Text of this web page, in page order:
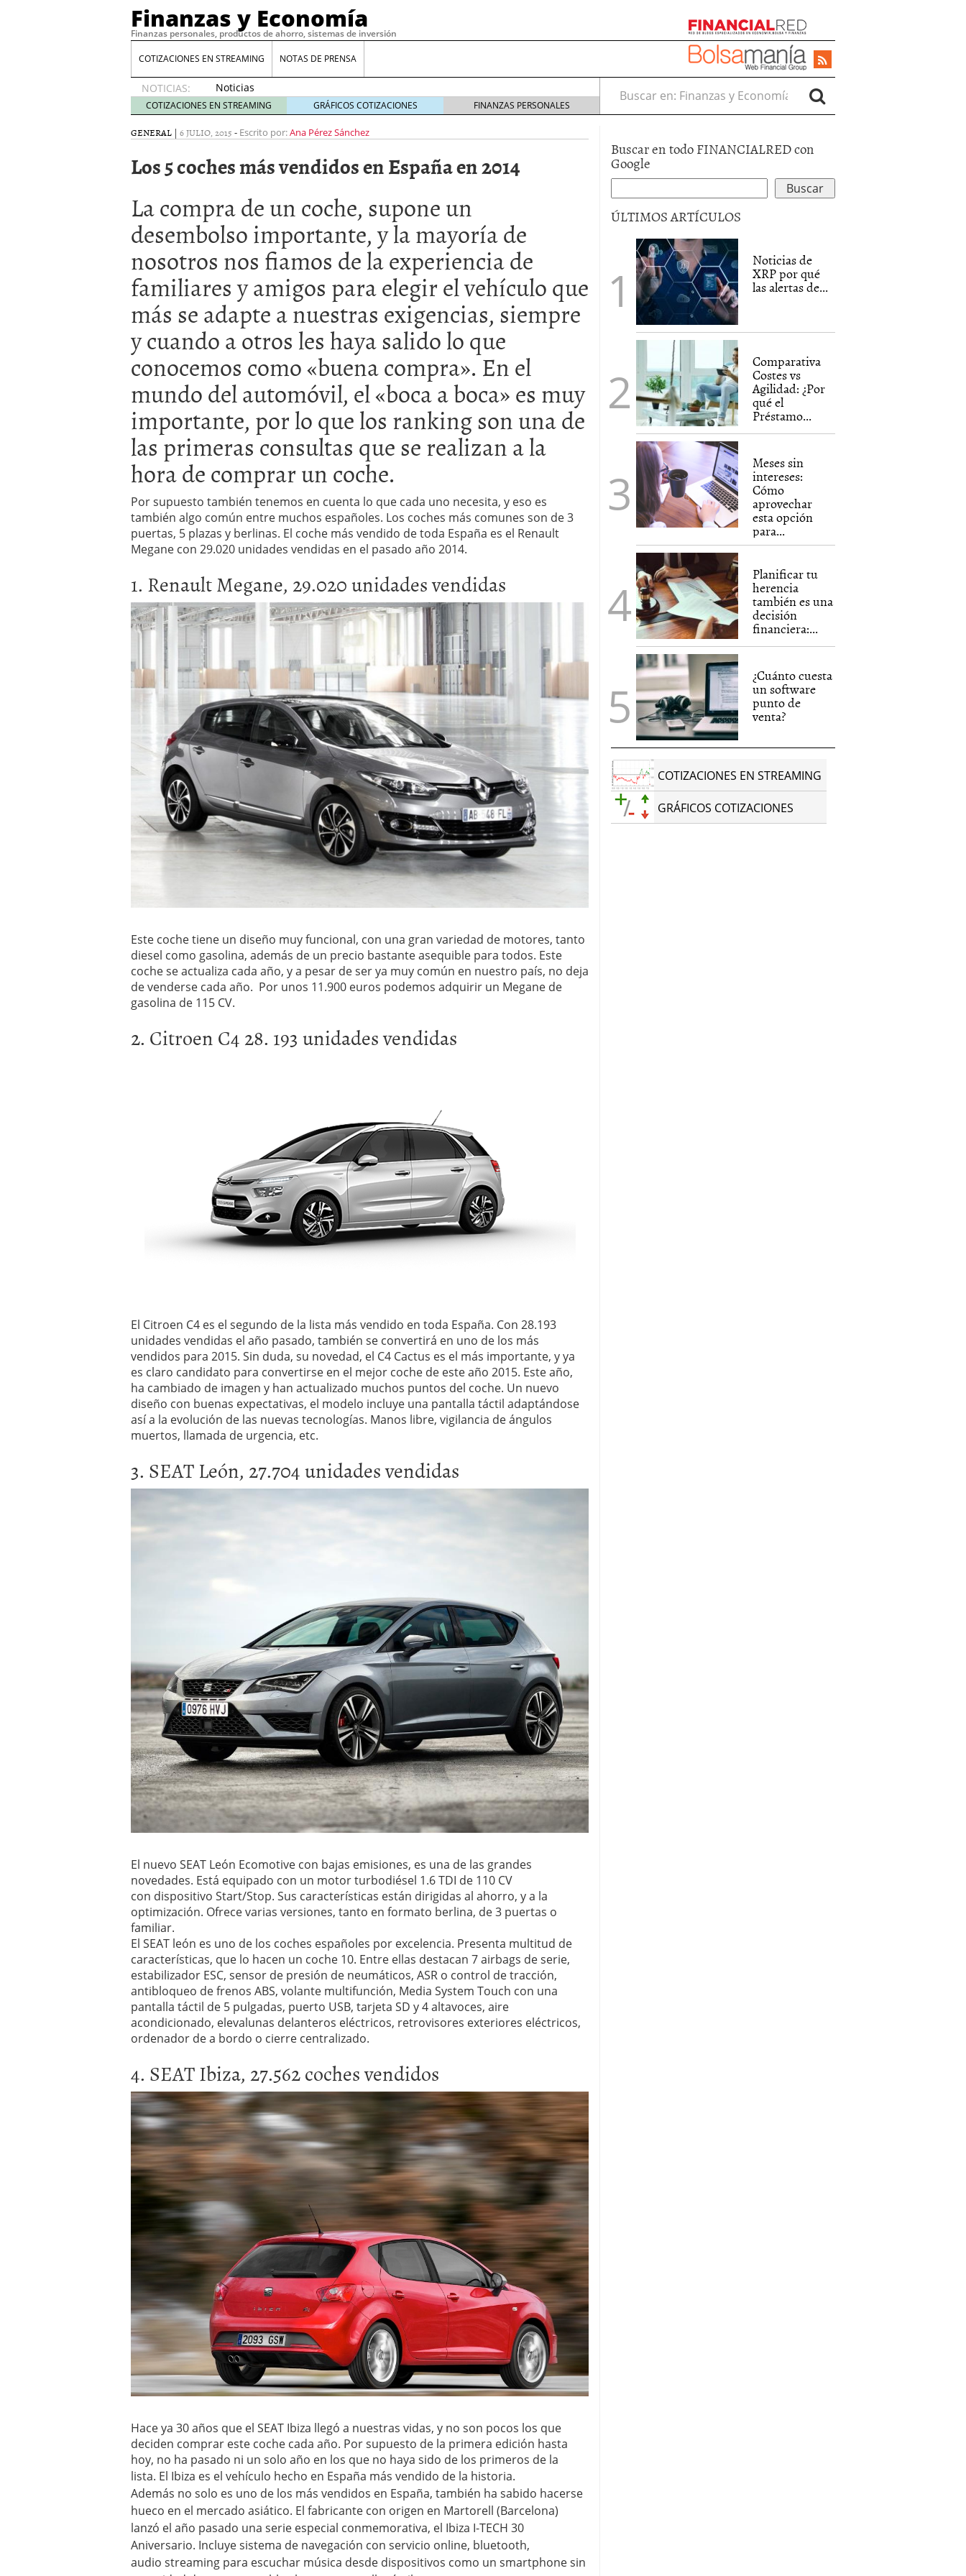
Finanzas y Economía
Finanzas personales, productos de ahorro, sistemas de inversión
COTIZACIONES EN STREAMING NOTAS DE PRENSA
NOTICIAS:
Noticias
de XRP
por qué
las
whales
llegar
tarde 16
de abril
de 2026
Comparativa Costes vs Agilidad: ¿Por qué el Préstamo Promotor privado
acelera la rentabilidad? 12 de diciembre de 2025
Meses sin intereses: Cómo aprovechar esta opción para gestionar tus
compras
24 de noviembre de 2025
Planificar tu herencia también es una decisión financiera: cómo anticiparte
a los costes
21 de noviembre de 2025
¿Cuánto cuesta un software punto de venta? 3 de octubre de 2025
COTIZACIONES EN STREAMING GRÁFICOS COTIZACIONES FINANZAS PERSONALES
Buscar en:
GENERAL | 6 JULIO, 2015 - Escrito por:Ana Pérez Sánchez
Los 5 coches más vendidos en España en 2014
La compra de un coche, supone un
desembolso importante, y la mayoría de
nosotros nos fiamos de la experiencia de
familiares y amigos para elegir el vehículo que
más se adapte a nuestras exigencias, siempre
y cuando a otros les haya salido lo que
conocemos como «buena compra». En el
mundo del automóvil, el «boca a boca» es muy
importante, por lo que los ranking son una de
las primeras consultas que se realizan a la
hora de comprar un coche.
Por supuesto también tenemos en cuenta lo que cada uno necesita, y eso es
también algo común entre muchos españoles. Los coches más comunes son de 3
puertas, 5 plazas y berlinas. El coche más vendido de toda España es el Renault
Megane con 29.020 unidades vendidas en el pasado año 2014.
1. Renault Megane, 29.020 unidades vendidas
Este coche tiene un diseño muy funcional, con una gran variedad de motores, tanto
diesel como gasolina, además de un precio bastante asequible para todos. Este
coche se actualiza cada año, y a pesar de ser ya muy común en nuestro país, no deja
de venderse cada año. Por unos 11.900 euros podemos adquirir un Megane de
gasolina de 115 CV.
2. Citroen C4 28. 193 unidades vendidas
El Citroen C4 es el segundo de la lista más vendido en toda España. Con 28.193
unidades vendidas el año pasado, también se convertirá en uno de los más
vendidos para 2015. Sin duda, su novedad, el C4 Cactus es el más importante, y ya
es claro candidato para convertirse en el mejor coche de este año 2015. Este año,
ha cambiado de imagen y han actualizado muchos puntos del coche. Un nuevo
diseño con buenas expectativas, el modelo incluye una pantalla táctil adaptándose
así a la evolución de las nuevas tecnologías. Manos libre, vigilancia de ángulos
muertos, llamada de urgencia, etc.
3. SEAT León, 27.704 unidades vendidas
El nuevo SEAT León Ecomotive con bajas emisiones, es una de las grandes
novedades. Está equipado con un motor turbodiésel 1.6 TDI de 110 CV
con dispositivo Start/Stop. Sus características están dirigidas al ahorro, y a la
optimización. Ofrece varias versiones, tanto en formato berlina, de 3 puertas o
familiar.
El SEAT león es uno de los coches españoles por excelencia. Presenta multitud de
características, que lo hacen un coche 10. Entre ellas destacan 7 airbags de serie,
estabilizador ESC, sensor de presión de neumáticos, ASR o control de tracción,
antibloqueo de frenos ABS, volante multifunción, Media System Touch con una
pantalla táctil de 5 pulgadas, puerto USB, tarjeta SD y 4 altavoces, aire
acondicionado, elevalunas delanteros eléctricos, retrovisores exteriores eléctricos,
ordenador de a bordo o cierre centralizado.
4. SEAT Ibiza, 27.562 coches vendidos
Hace ya 30 años que el SEAT Ibiza llegó a nuestras vidas, y no son pocos los que
deciden comprar este coche cada año. Por supuesto de la primera edición hasta
hoy, no ha pasado ni un solo año en los que no haya sido de los primeros de la
lista. El Ibiza es el vehículo hecho en España más vendido de la historia.
Además no solo es uno de los más vendidos en España, también ha sabido hacerse
hueco en el mercado asiático. El fabricante con origen en Martorell (Barcelona)
lanzó el año pasado una serie especial conmemorativa, el Ibiza I-TECH 30
Aniversario. Incluye sistema de navegación con servicio online, bluetooth,
audio streaming para escuchar música desde dispositivos como un smartphone sin
Buscar en todo FINANCIALRED con
Google
ÚLTIMOS ARTÍCULOS
Noticias de
XRP por qué
las alertas de...
Comparativa
Costes vs
Agilidad: ¿Por
qué el
Préstamo...
Meses sin
intereses:
Cómo
aprovechar
esta opción
para...
Planificar tu
herencia
también es una
decisión
financiera:...
¿Cuánto cuesta
un software
punto de
venta?
COTIZACIONES EN STREAMING
GRÁFICOS COTIZACIONES